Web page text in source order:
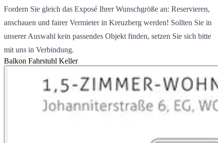
Fordern Sie gleich das Exposé Ihrer Wunschgröße an: Reservieren,
anschauen und fairer Vermieter in Kreuzberg werden! Sollten Sie in
unserer Auswahl kein passendes Objekt finden, setzen Sie sich bitte
mit uns in Verbindung.
Balkon Fahrstuhl Keller